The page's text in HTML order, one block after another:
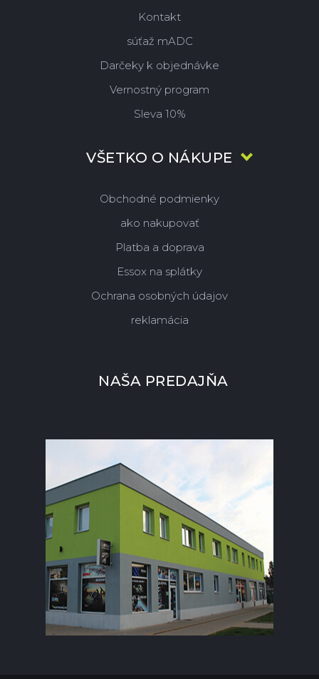
Kontakt
súťaž mADC
Darčeky k objednávke
Vernostný program
Sleva 10%
VŠETKO O NÁKUPE
Obchodné podmienky
ako nakupovať
Platba a doprava
Essox na splátky
Ochrana osobných údajov
reklamácia
NAŠA PREDAJŇA